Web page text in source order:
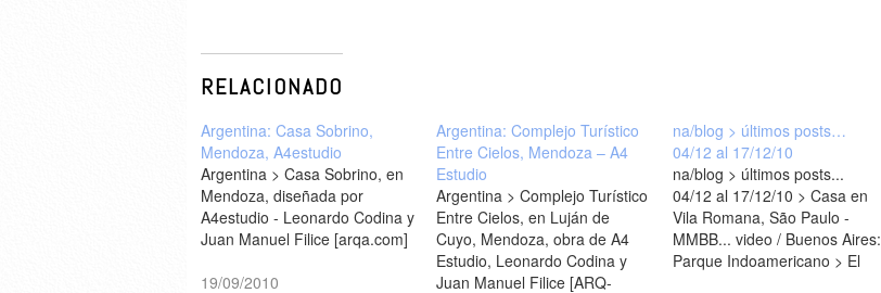
RELACIONADO
Argentina: Casa Sobrino,
Mendoza, A4estudio
Argentina > Casa Sobrino, en
Mendoza, diseñada por
A4estudio - Leonardo Codina y
Juan Manuel Filice [arqa.com]
19/09/2010
Argentina: Complejo Turístico
Entre Cielos, Mendoza – A4
Estudio
Argentina > Complejo Turístico
Entre Cielos, en Luján de
Cuyo, Mendoza, obra de A4
Estudio, Leonardo Codina y
Juan Manuel Filice [ARQ-
na/blog > últimos posts…
04/12 al 17/12/10
na/blog > últimos posts...
04/12 al 17/12/10 > Casa en
Vila Romana, São Paulo -
MMBB... video / Buenos Aires:
Parque Indoamericano > El